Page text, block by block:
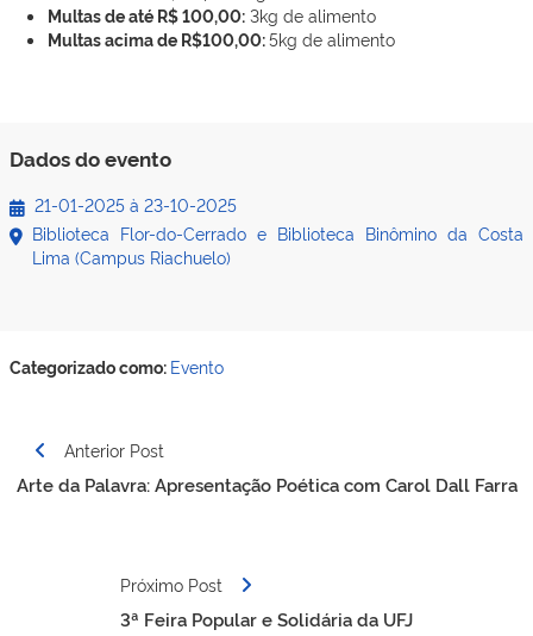
Multas de até R$ 100,00: 3kg de alimento
Multas acima de R$100,00:5kg de alimento
Dados do evento
21-01-2025 à 23-10-2025
Biblioteca Flor-do-Cerrado e Biblioteca Binômino da Costa
Lima (Campus Riachuelo)
Categorizado como: Evento
Navegação
de
Anterior Post
Arte da Palavra: Apresentação Poética com Carol Dall Farra
Próximo Post
3ª Feira Popular e Solidária da UFJ